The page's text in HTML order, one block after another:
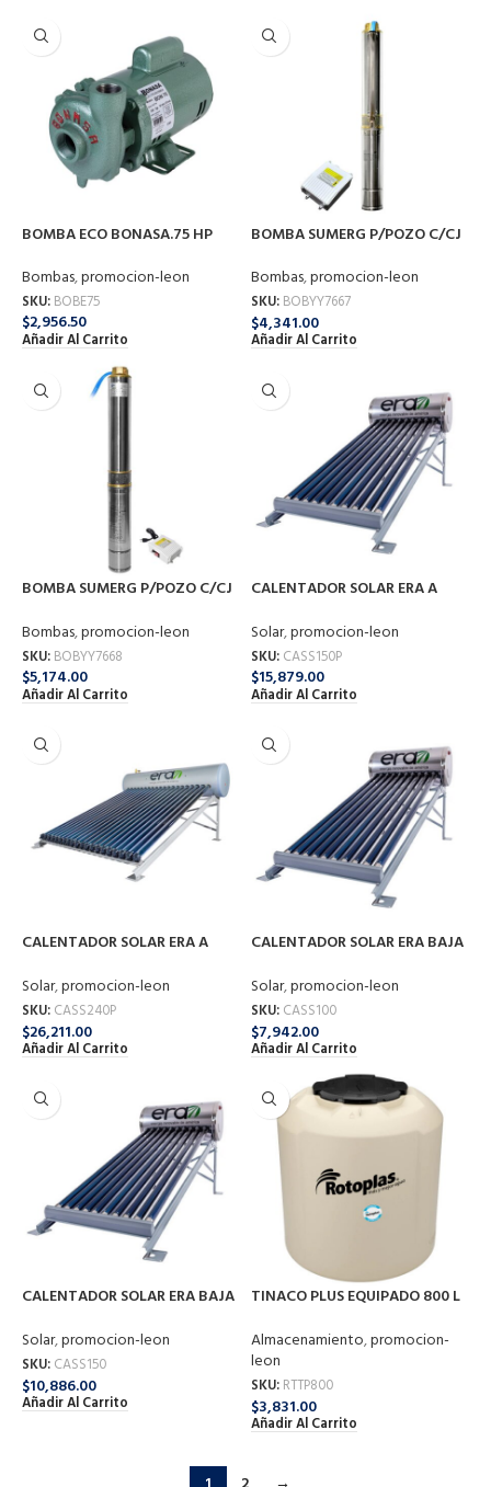
BOMBA ECO BONASA.75 HP
Bombas,promocion-leon
SKU: BOBE75
$2,956.50
Añadir Al Carrito
BOMBA SUMERG P/POZO C/CJ
BONASA
Bombas,promocion-leon
SKU: BOBYY7667
$4,341.00
Añadir Al Carrito
BOMBA SUMERG P/POZO C/CJ
BONASA
Bombas,promocion-leon
SKU: BOBYY7668
$5,174.00
Añadir Al Carrito
CALENTADOR SOLAR ERA A
150
Solar,promocion-leon
SKU: CASS150P
$15,879.00
Añadir Al Carrito
CALENTADOR SOLAR ERA A
240
Solar,promocion-leon
SKU: CASS240P
$26,211.00
Añadir Al Carrito
CALENTADOR SOLAR ERA BAJA
Solar,promocion-leon
SKU: CASS100
$7,942.00
Añadir Al Carrito
CALENTADOR SOLAR ERA BAJA
Solar,promocion-leon
SKU: CASS150
$10,886.00
Añadir Al Carrito
TINACO PLUS EQUIPADO 800 L
Almacenamiento,promocion-
leon
SKU: RTTP800
$3,831.00
Añadir Al Carrito